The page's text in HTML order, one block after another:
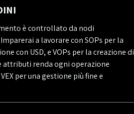
è controllato da nodi
a lavorare con SOPs per la
con USD, e VOPs per la creazione di
attributi renda ogni operazione
per una gestione più fine e